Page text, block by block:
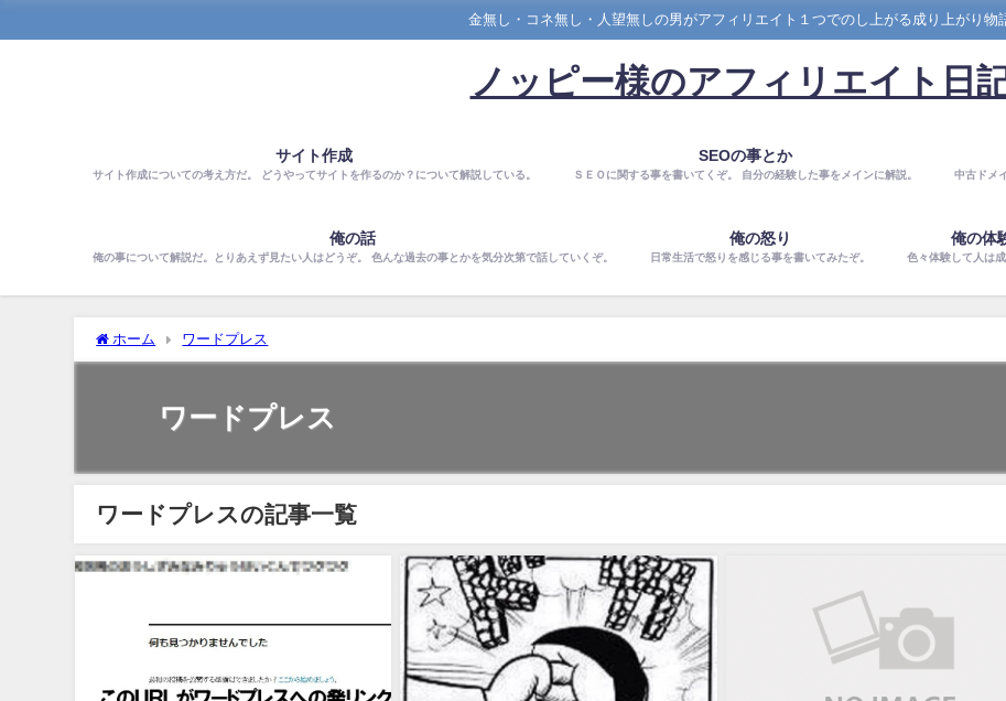
金無し・コネ無し・人望無しの男がアフィリエイト１つでのし上がる成り上がり物
ノッピー様のアフィリエイト日
サイト作成
サイト作成についての考え方だ。 どうやってサイトを作るのか？について解説している。
SEOの事とか
ＳＥＯに関する事を書いてくぞ。 自分の経験した事をメインに解説。 中古ドメ
俺の話
俺の事について解説だ。とりあえず見たい人はどうぞ。 色んな過去の事とかを気分次第で話していくぞ。
俺の怒り
日常生活で怒りを感じる事を書いてみたぞ。
俺の体
色々体験して人は
ホーム ワードプレス
ワードプレス
ワードプレスの記事一覧